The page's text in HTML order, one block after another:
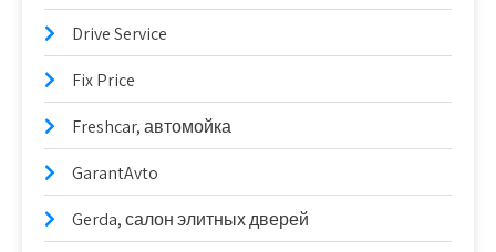
Drive Service
Fix Price
Freshcar, автомойка
GarantAvto
Gerda, салон элитных дверей